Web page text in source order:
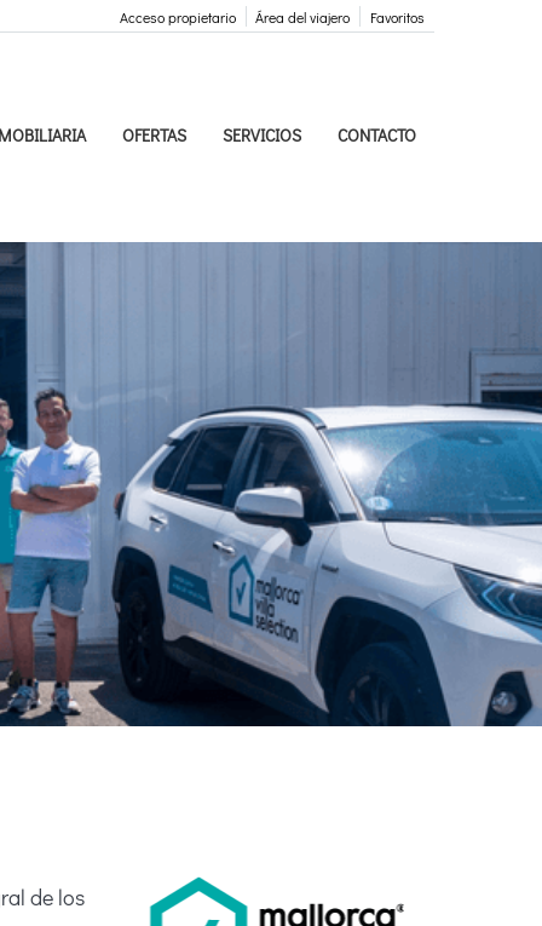
Favoritos
Área del viajero
Acceso propietario
OFERTAS SERVICIOS CONTACTO
de los